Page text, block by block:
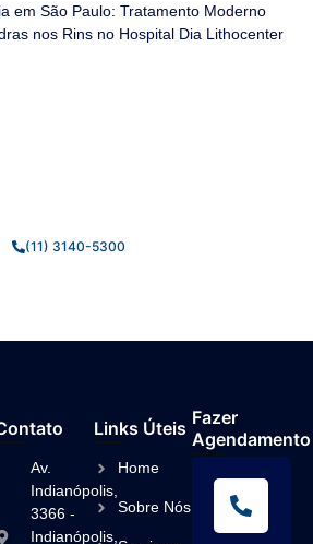
em São Paulo: Tratamento Moderno
nos Rins no Hospital Dia Lithocenter
(11) 3140-5300
Av.
Indianópolis,
3366 -
Indianópolis,
Links Úteis
Home
Sobre Nós
Fazer
Agendamento